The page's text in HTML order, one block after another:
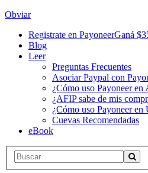
Obviar
Registrate en PayoneerGaná
Blog
Leer
Preguntas Frecuentes
Asociar Paypal con
¿Cómo uso Payoneer en
¿AFIP sabe de mis
¿Cómo uso Payoneer en
Cuevas Recomendadas
eBook